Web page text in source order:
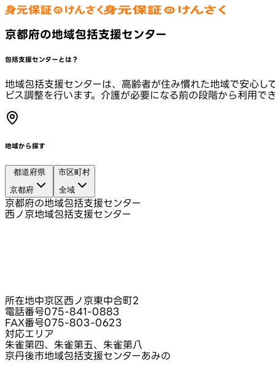
京都府の地域包括支援センター
包括支援センターとは？
地域包括支援センターは、高齢者が住み慣れた地域で安心
ビス調整を行います。介護が必要になる前の段階から利用で
地域から探す
都道府県
京都府
市区町村
全域
京都府の地域包括支援センター
西ノ京地域包括支援センター
所在地中京区西ノ京東中合町2
電話番号075-841-0883
FAX番号075-803-0623
対応エリア
朱雀第四、朱雀第五、朱雀第八
京丹後市地域包括支援センターあみの